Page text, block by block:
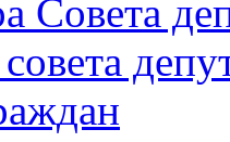
Совета